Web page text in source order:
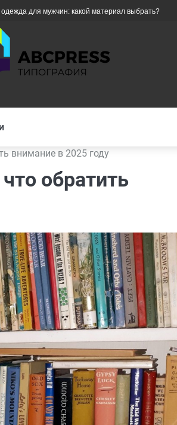
какой материал выбрать? Як
внимание в 2025 году
обратить